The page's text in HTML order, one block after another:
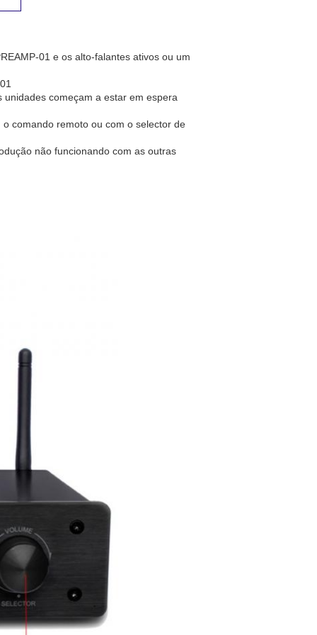
01 e os alto-falantes ativos ou um
começam a estar em espera
comando remoto ou com o selector de
não funcionando com as outras